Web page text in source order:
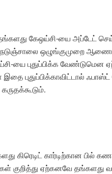
கேஒய்சி-யை அப்டேட்
ஒழுங்குமுறை
யை புதுப்பிக்க வேண்டுமென
இதை புதுப்பிக்காவிட்டால்
கிரெடிட் கார்டிற்கான பில்
குறித்து ஏற்கனவே தங்களது